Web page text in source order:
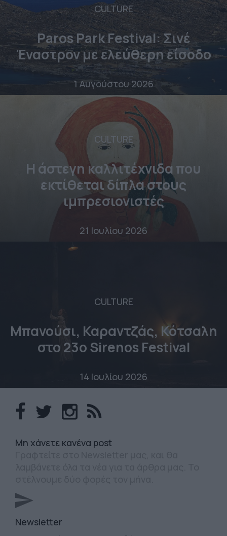
CULTURE
Paros Park Festival: Σινέ
Έναστρον με ελεύθερη είσοδο
1 Αυγούστου 2026
CULTURE
Η άστεγη καλλιτέχνιδα που
εκτίθεται δίπλα στους
ιμπρεσιονιστές
21 Ιουλίου 2026
CULTURE
Μπανούσι, Καραντζάς, Κότσαλη
στο 23o Sirenos Festival
14 Ιουλίου 2026
Mη χάνετε κανένα post
Newsletter